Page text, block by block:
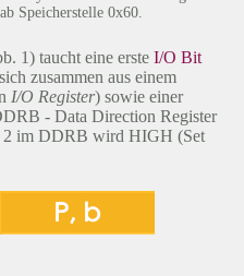
Speicherstelle 0x60.
1) taucht eine erste I/O Bit
zusammen aus einem
I/O Register) sowie einer
- Data Direction Register
2 im DDRB wird HIGH (Set